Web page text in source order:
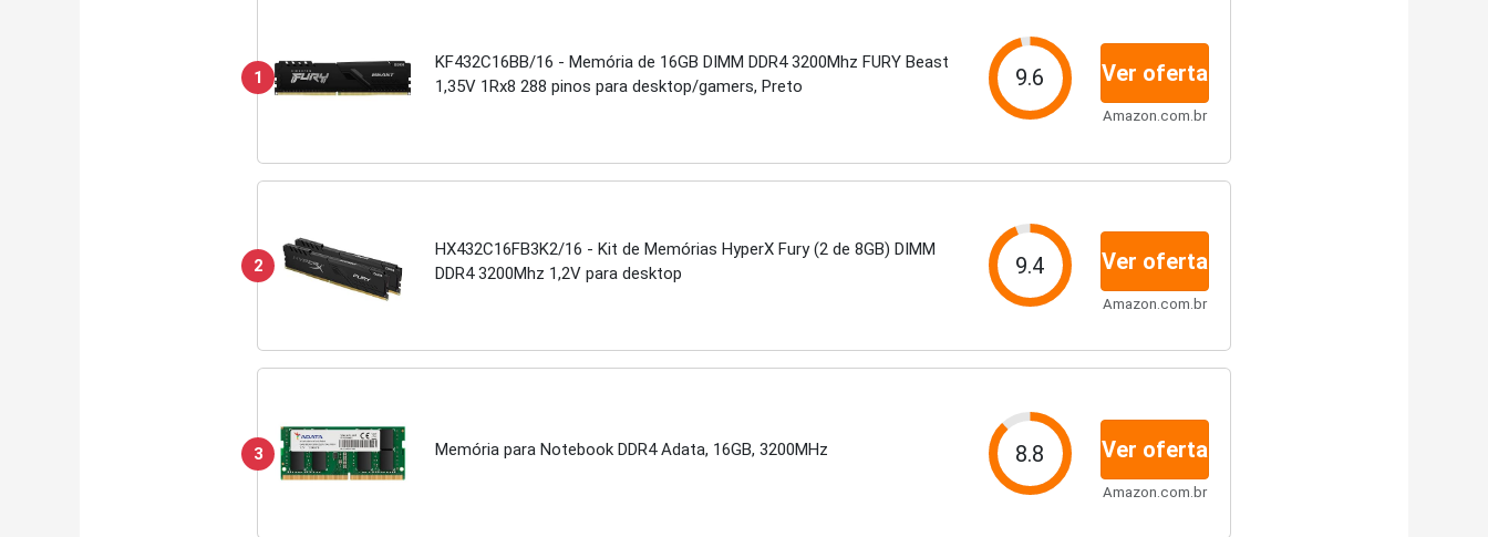
1
KF432C16BB/16 - Memória de 16GB DIMM DDR4 3200Mhz FURY Beast
1,35V 1Rx8 288 pinos para desktop/gamers, Preto
9.6 Ver oferta
Amazon.com.br
2
HX432C16FB3K2/16 - Kit de Memórias HyperX Fury (2 de 8GB) DIMM
DDR4 3200Mhz 1,2V para desktop
9.4 Ver oferta
Amazon.com.br
3 Memória para Notebook DDR4 Adata, 16GB, 3200MHz 8.8 Ver oferta
Amazon.com.br